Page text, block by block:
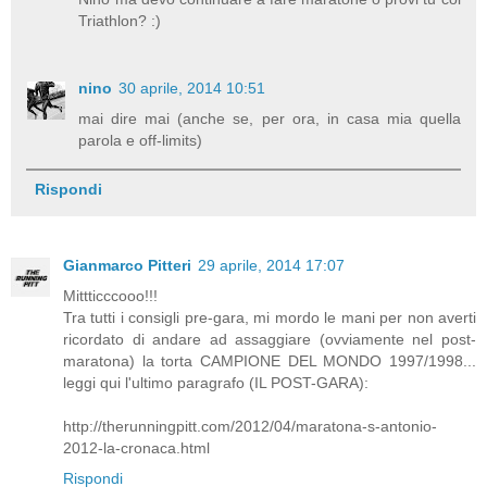
Triathlon? :)
nino 30 aprile, 2014 10:51
mai dire mai (anche se, per ora, in casa mia quella
parola e off-limits)
Rispondi
Gianmarco Pitteri 29 aprile, 2014 17:07
Mittticccooo!!!
Tra tutti i consigli pre-gara, mi mordo le mani per non averti
ricordato di andare ad assaggiare (ovviamente nel post-
maratona) la torta CAMPIONE DEL MONDO 1997/1998...
leggi qui l'ultimo paragrafo (IL POST-GARA):
http://therunningpitt.com/2012/04/maratona-s-antonio-
2012-la-cronaca.html
Rispondi